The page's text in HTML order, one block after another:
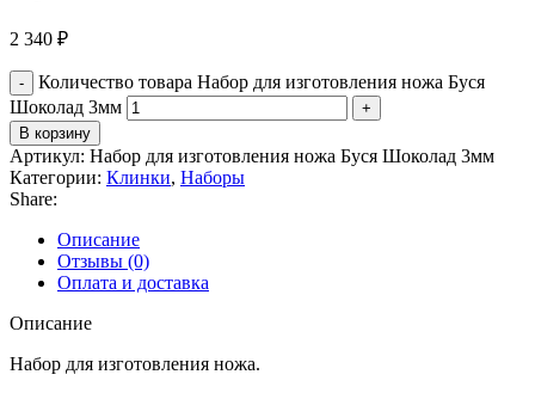
2 340 ₽
Количество товара Набор для изготовления ножа Буся
Шоколад 3мм
В корзину
Артикул: Набор для изготовления ножа Буся Шоколад 3мм
Категории: Клинки, Наборы
Share:
Описание
Отзывы (0)
Оплата и доставка
Описание
Набор для изготовления ножа.